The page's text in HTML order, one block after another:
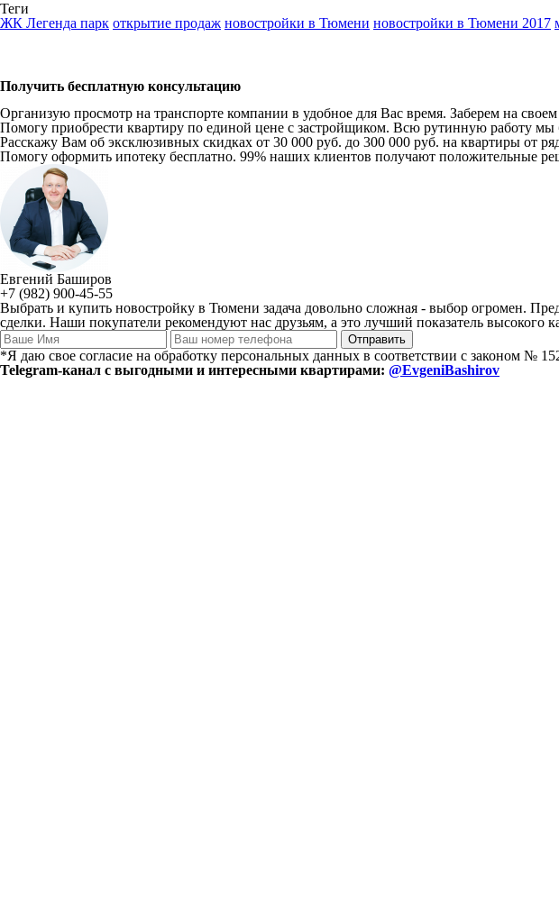
Теги
ЖК Легенда парк открытие продаж новостройки в Тюмени новостройки в Тюмени 2017
Получить бесплатную консультацию
Организую просмотр на транспорте компании в удобное для Вас время. Заберем на
Помогу приобрести квартиру по единой цене с застройщиком. Всю рутинную работу мы
Расскажу Вам об эксклюзивных скидках от 30 000 руб. до 300 000 руб. на квартиры от
Помогу оформить ипотеку бесплатно. 99% наших клиентов получают положительные
Евгений Баширов
+7 (982) 900-45-55
Выбрать и купить новостройку в Тюмени задача довольно сложная - выбор огромен.
сделки. Наши покупатели рекомендуют нас друзьям, а это лучший показатель высокого
*Я даю свое согласие на обработку персональных данных в соответствии с законом №
Telegram-канал с выгодными и интересными квартирами: @EvgeniBashirov